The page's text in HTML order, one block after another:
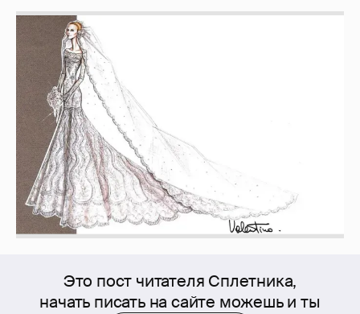
Это пост читателя Сплетника,
начать писать на сайте можешь и ты